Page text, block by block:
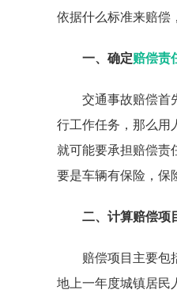
依据什么标准来赔偿
一、确定赔偿责
交通事故赔偿首
行工作任务，那么用
就可能要承担赔偿责
要是车辆有保险，保
二、计算赔偿项
赔偿项目主要包
地上一年度城镇居民